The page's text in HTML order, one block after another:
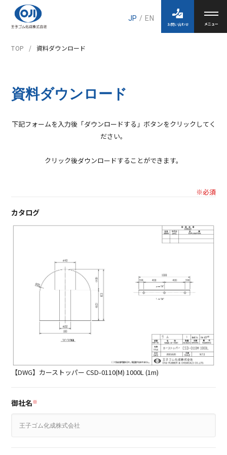
JP / EN
お問い合わせ
TOP 資料ダウンロード
資料ダウンロード
下記フォームを入力後「ダウンロードする」ボタンをクリックしてく
ださい。
クリック後ダウンロードすることができます。
※必須
カタログ
【DWG】カーストッパー CSD-0110(M) 1000L (1m)
御社名※